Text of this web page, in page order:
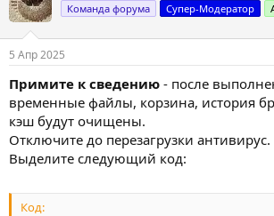
Команда форума Супер-Модератор
5 Апр 2025
Примите к сведению - после
временные файлы, корзина, история
кэш будут очищены.
Отключите до перезагрузки антивирус.
Выделите следующий код:
Код: